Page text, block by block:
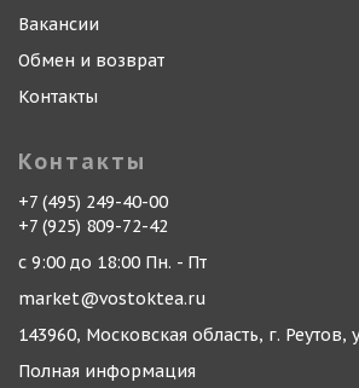
Вакансии
Обмен и возврат
Контакты
Контакты
+7 (495) 249-40-00
+7 (925) 809-72-42
с 9:00 до 18:00 Пн. - Пт
market@vostoktea.ru
143960, Московская область, г. Реутов,
Полная информация